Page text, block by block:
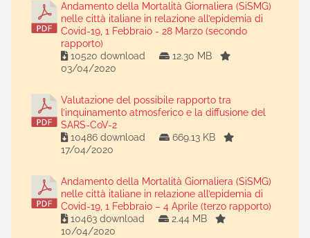
Andamento della Mortalità Giornaliera (SiSMG)
nelle città italiane in relazione all’epidemia di
Covid-19, 1 Febbraio - 28 Marzo (secondo
rapporto)
10520 download
12.30 MB
03/04/2020
Valutazione del possibile rapporto tra
l’inquinamento atmosferico e la diffusione del
SARS-CoV-2
10486 download
669.13 KB
17/04/2020
Andamento della Mortalità Giornaliera (SiSMG)
nelle città italiane in relazione all’epidemia di
Covid-19, 1 Febbraio – 4 Aprile (terzo rapporto)
10463 download
2.44 MB
10/04/2020